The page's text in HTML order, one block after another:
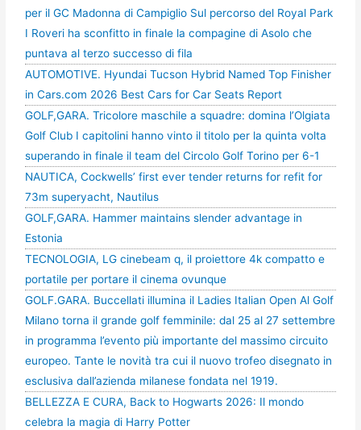
per il GC Madonna di Campiglio Sul percorso del Royal Park
I Roveri ha sconfitto in finale la compagine di Asolo che
puntava al terzo successo di fila
AUTOMOTIVE. Hyundai Tucson Hybrid Named Top Finisher
in Cars.com 2026 Best Cars for Car Seats Report
GOLF,GARA. Tricolore maschile a squadre: domina l’Olgiata
Golf Club I capitolini hanno vinto il titolo per la quinta volta
superando in finale il team del Circolo Golf Torino per 6-1
NAUTICA, Cockwells’ first ever tender returns for refit for
73m superyacht, Nautilus
GOLF,GARA. Hammer maintains slender advantage in
Estonia
TECNOLOGIA, LG cinebeam q, il proiettore 4k compatto e
portatile per portare il cinema ovunque
GOLF.GARA. Buccellati illumina il Ladies Italian Open Al Golf
Milano torna il grande golf femminile: dal 25 al 27 settembre
in programma l’evento più importante del massimo circuito
europeo. Tante le novità tra cui il nuovo trofeo disegnato in
esclusiva dall’azienda milanese fondata nel 1919.
BELLEZZA E CURA, Back to Hogwarts 2026: Il mondo
celebra la magia di Harry Potter